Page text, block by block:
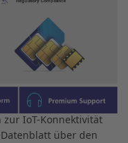
IoT-Konnektivität
über den